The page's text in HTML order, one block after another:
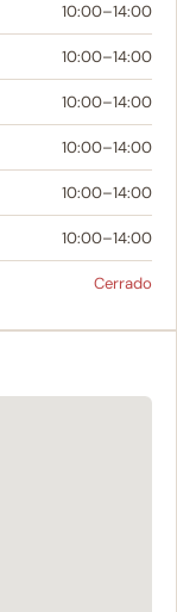
10:00–14:00
10:00–14:00
10:00–14:00
10:00–14:00
10:00–14:00
10:00–14:00
Cerrado